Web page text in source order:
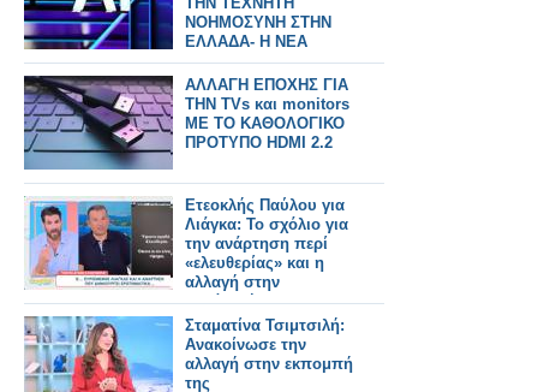
ΝΟΗΜΟΣΥΝΗ ΣΤΗΝ
ΕΛΛΑΔΑ- Η ΝΕΑ
ΑΛΛΑΓΗ
ΑΛΛΑΓΗ ΕΠΟΧΗΣ ΓΙΑ
ΤΗΝ TVs και monitors
ΜΕ ΤΟ ΚΑΘΟΛΟΓΙΚΟ
ΠΡΟΤΥΠΟ HDMI 2.2
Ετεοκλής Παύλου για
Λιάγκα: Το σχόλιο για
την ανάρτηση περί
«ελευθερίας» και η
αλλαγή στην
εμφάνισή του
Σταματίνα Τσιμτσιλή:
Aνακοίνωσε την
αλλαγή στην εκπομπή
της